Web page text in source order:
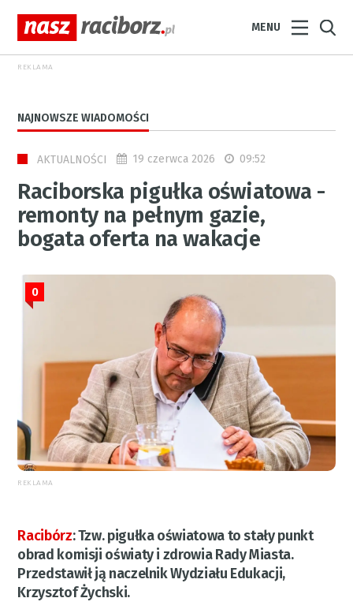
MENU
REKLAMA
NAJNOWSZE WIADOMOŚCI
AKTUALNOŚCI 19 czerwca 2026 09:52
Raciborska pigułka oświatowa -
remonty na pełnym gazie,
bogata oferta na wakacje
0
REKLAMA
Racibórz:Tzw. pigułka oświatowa to stały punkt
obrad komisji oświaty i zdrowia Rady Miasta.
Przedstawił ją naczelnik Wydziału Edukacji,
Krzysztof Żychski.